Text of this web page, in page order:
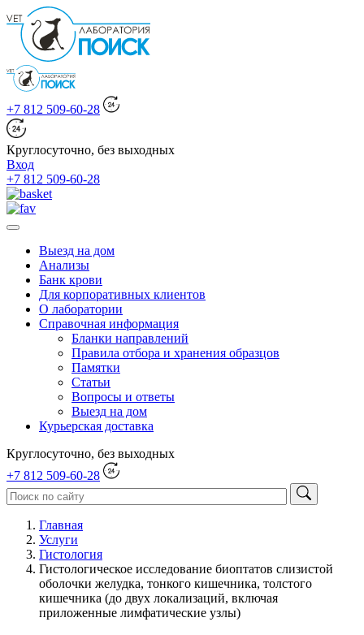
+7 812 509-60-28
Круглосуточно, без выходных
Вход
+7 812 509-60-28
Выезд на дом
Анализы
Банк крови
Для корпоративных клиентов
О лаборатории
Справочная информация
Бланки направлений
Правила отбора и хранения образцов
Памятки
Статьи
Вопросы и ответы
Выезд на дом
Курьерская доставка
Круглосуточно, без выходных
+7 812 509-60-28
Главная
Услуги
Гистология
Гистологическое исследование биоптатов слизистой
оболочки желудка, тонкого кишечника, толстого
кишечника (до двух локализаций, включая
приложенные лимфатические узлы)